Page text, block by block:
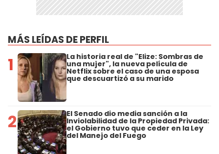
MÁS LEÍDAS DE PERFIL
1 La historia real de "Elize: Sombras de
una mujer", la nueva película de
Netflix sobre el caso de una esposa
que descuartizó a su marido
2 El Senado dio media sanción a la
Inviolabilidad de la Propiedad Privada:
el Gobierno tuvo que ceder en la Ley
del Manejo del Fuego